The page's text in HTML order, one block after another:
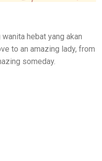
hebat yang akan
to an amazing lady, from
someday.